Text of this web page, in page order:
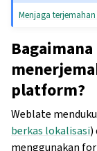
Menjaga
platform?
Weblate
berkas lokalisasi)
menggunakan